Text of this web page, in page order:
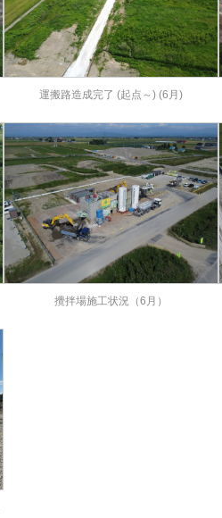
運搬路造成完了 (起点～) (6月)
攪拌場施工状況（6月）